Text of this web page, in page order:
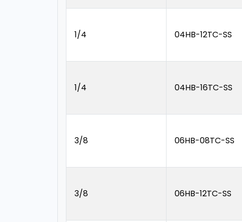
1/4 04HB-12TC-SS
1/4 04HB-16TC-SS
3/8 06HB-08TC-SS
3/8 06HB-12TC-SS